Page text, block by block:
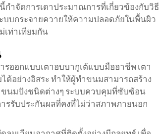
าจัดการเดาประมาณการที่เกี่ยวข้องกับวิธี
บกระจายควายให้ความปลอดภัยในพื้นผิว
เท่าเทียมกัน
ออกแบบเตาอบบากูเต้แบบมืออาชีพ เตา
อย่างอิสระ ทําให้ผู้ทําขนมสามารถสร้าง
นมปังชนิดต่างๆ ระบบควบคุมที่ซับซ้อน
รับประกันผลที่คงที่ไม่ว่าสภาพภายนอก